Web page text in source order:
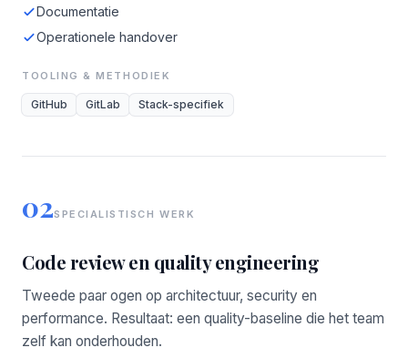
Documentatie
Operationele handover
TOOLING & METHODIEK
GitHub GitLab Stack-specifiek
02SPECIALISTISCH WERK
Code review en quality engineering
Tweede paar ogen op architectuur, security en
performance. Resultaat: een quality-baseline die het team
zelf kan onderhouden.